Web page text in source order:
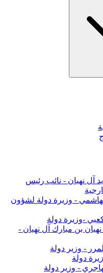
آل نهيان - نائب رئيس
- وزيرة دولة لشؤون
-وزيرة دولة
بن مبارك آل نهيان -
- وزير دولة
دولة
- وزير دولة